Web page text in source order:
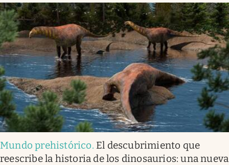
Mundo prehistórico. El descubrimiento que
reescribe la historia de los dinosaurios: una nueva